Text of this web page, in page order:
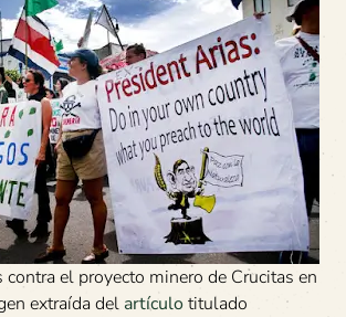
contra el proyecto minero de Crucitas en
extraída del artículotitulado